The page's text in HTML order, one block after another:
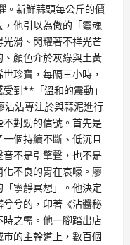
新鮮蒜頭每公斤的價
他引以為傲的「靈魂
滑、閃耀著不祥光芒
顏色介於灰綠與土黃
珍寶，每隔三小時，
到**「溫和的震動」
沾專注於與蒜泥進行
對勁的信號。首先是
個持續不斷、低沉且
不是引擎聲，也不是
不良的胃在哀嚎。廖
寧靜冥想」。他決定
兮的，印著《沾醬秘
之需。他一腳踏出店
的主幹道上，數百個